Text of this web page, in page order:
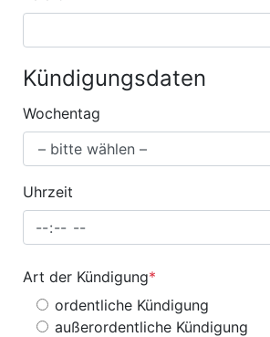
Kündigungsdaten
Wochentag
Uhrzeit
Art der Kündigung*
ordentliche Kündigung
außerordentliche Kündigung